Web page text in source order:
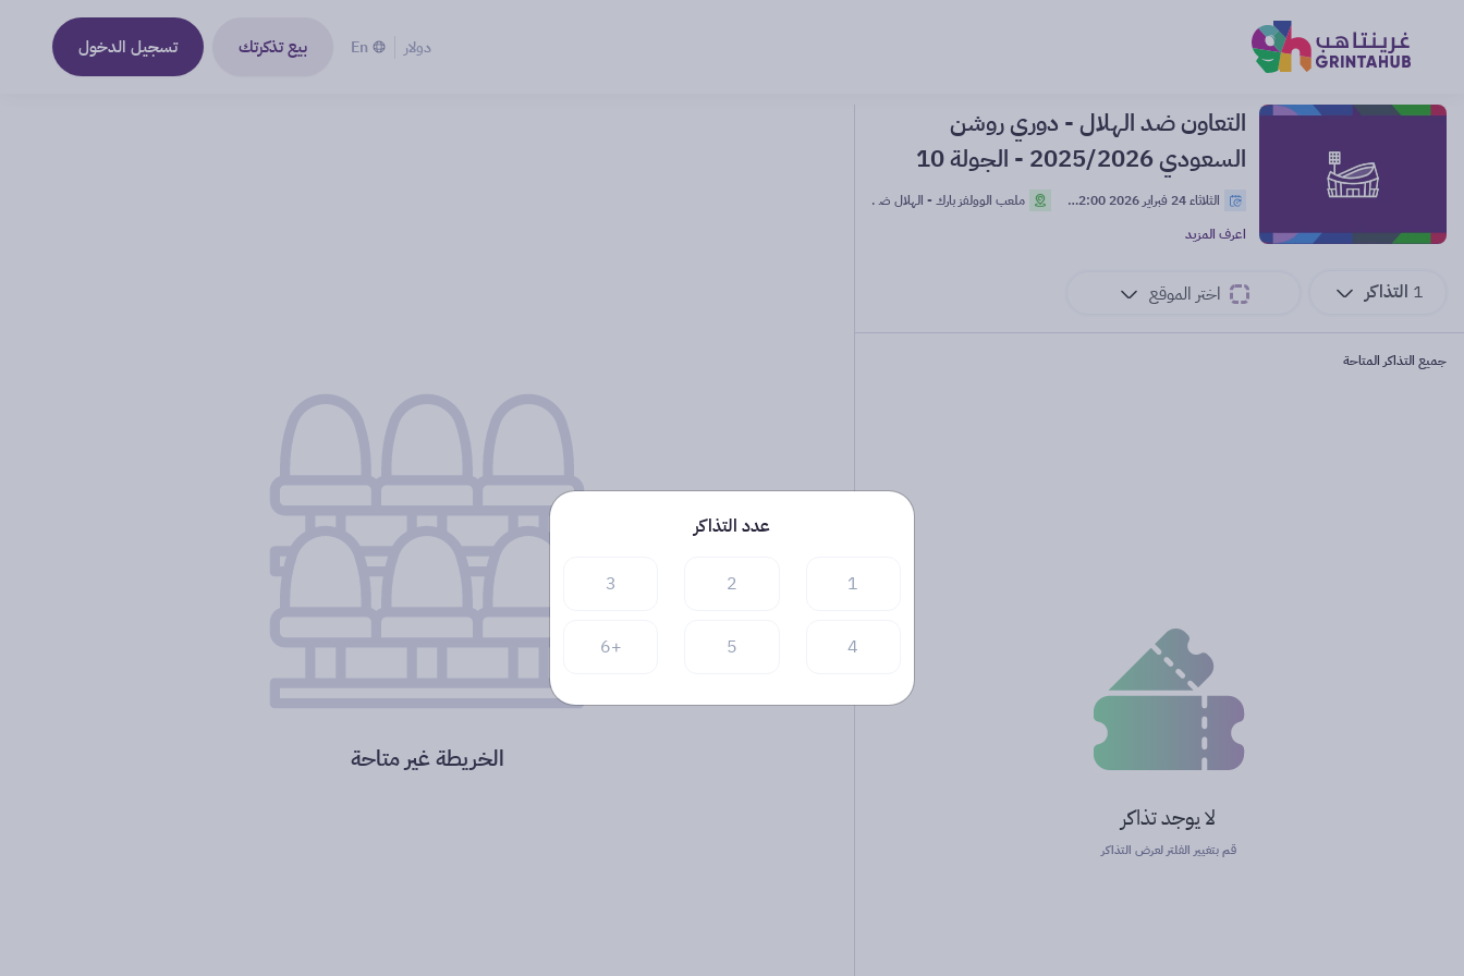
دولار En بيع تذكرتك تسجيل الدخول
التعاون ضد الهلال - دوري روشن
السعودي 2025/2026 - الجولة 10
الثلاثاء 24 فبراير 2026 22:00 م
ملعب الوولفز بارك - الهلال ضد التعاون
اعرف المزيد
1 التذاكر اختر الموقع
جميع التذاكر المتاحة
لا يوجد تذاكر
قم بتغيير الفلتر لعرض التذاكر
الخريطة غير متاحة
عدد التذاكر
1
2
3
4
5
+6